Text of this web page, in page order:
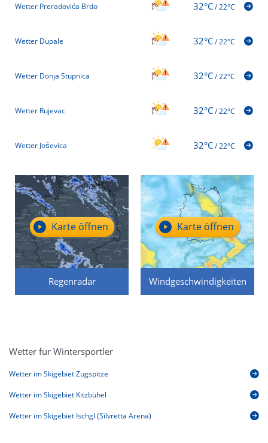
Wetter Preradovića Brdo 32°C/22°C
Wetter Dupale 32°C/22°C
Wetter Donja Stupnica 32°C/22°C
Wetter Rujevac 32°C/22°C
Wetter Joševica 32°C/22°C
Regenradar
Karte öffnen
Windgeschwindigkeiten
Karte öffnen
Wetter für Wintersportler
Wetter im Skigebiet Zugspitze
Wetter im Skigebiet Kitzbühel
Wetter im Skigebiet Ischgl (Silvretta Arena)